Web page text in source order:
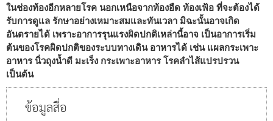
ในช่องท้องอีกหลายโรค นอกเหนือจากท้องอืด ท้องเฟ้อ ที่จะต้องได้
รับการดูแล รักษาอย่างเหมาะสมและทันเวลา มิฉะนั้นอาจเกิด
อันตรายได้ เพราะอาการรุนแรงผิดปกติเหล่านี้อาจ เป็นอาการเริ่ม
ต้นของโรคผิดปกติของระบบทางเดิน อาหารได้ เช่น แผลกระเพาะ
อาหาร นิ่วถุงน้ำดี มะเร็ง กระเพาะอาหาร โรคลำไส้แปรปรวน
เป็นต้น
ข้อมูลสื่อ